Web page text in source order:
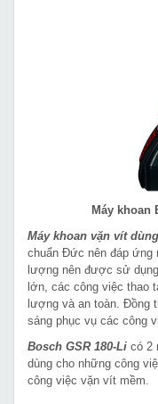
Máy khoan
Máy khoan vặn vít
chuẩn Đức nên đáp ứng
lượng nên được sử
lớn, các công việc thao
lượng và an toàn. Đồng
sáng phục vụ các công
Bosch GSR 180-Li có 2
dùng cho những công
công việc vặn vít mềm.